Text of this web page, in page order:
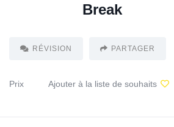
Break
RÉVISION PARTAGER
Prix Ajouter à la liste de souhaits